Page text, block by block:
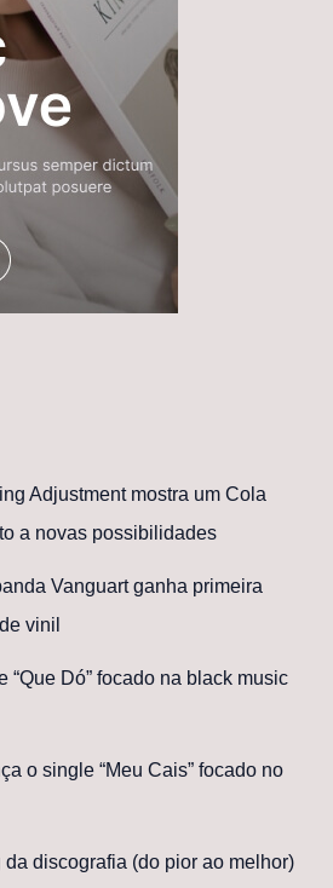
Adjustment mostra um Cola
a novas possibilidades
Vanguart ganha primeira
vinil
“Que Dó” focado na black music
o single “Meu Cais” focado no
discografia (do pior ao melhor)